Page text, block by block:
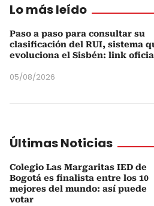
Lo más leído
Paso a paso para consultar su
clasificación del RUI, sistema
evoluciona el Sisbén: link
05/08/2026
Últimas Noticias
Colegio Las Margaritas IED de
Bogotá es finalista entre los 10
mejores del mundo: así puede
votar